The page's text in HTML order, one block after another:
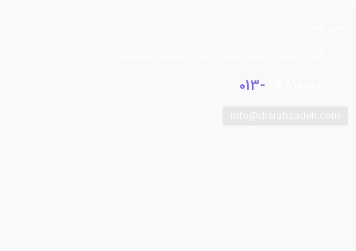
013-
info@drarabzadeh.com